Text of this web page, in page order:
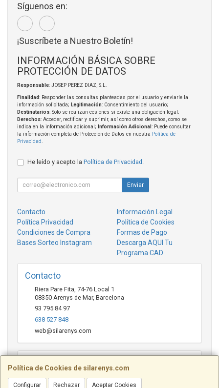
Política de Cookies de silarenys.com
Configurar Rechazar Aceptar Cookies
Síguenos en:
¡Suscríbete a Nuestro Boletín!
INFORMACIÓN BÁSICA SOBRE
PROTECCIÓN DE DATOS
Responsable: JOSEP PEREZ DIAZ, S.L.
Finalidad: Responder las consultas planteadas por el usuario y enviarle la
información solicitada; Legitimación: Consentimiento del usuario;
Destinatarios: Solo se realizan cesiones si existe una obligación legal;
Derechos: Acceder, rectificar y suprimir, así como otros derechos, como se
indica en la información adicional;
Información Adicional : Puede consultar
la información completa de Protección de Datos en nuestra Política de
Privacidad
He leído y acepto la Política de Privacidad
Enviar
Contacto
Información Legal
Política Privacidad
Política de Cookies
Condiciones de Compra
Formas de Pago
Bases Sorteo Instagram
Descarga AQUI Tu
Programa CAD
Contacto
Riera Pare Fita, 74-76 Local 1
08350 Arenys de Mar, Barcelona
93 795 84 97
638 527 848
web@silarenys.com
Horario
De lunes a viernes: Mañanas: de 10.00 a 13.30 horas Tardes
de 17.00 a 20.00 Horas / Sábados de 10.00 a 13.00 horas